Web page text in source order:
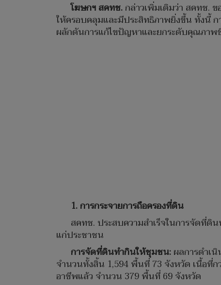
โฆษกฯ สคทช.กล่าวเพิ่มเติมว่า สคทช.
ให้ครอบคลุมและมีประสิทธิภาพยิ่งขึ้น ทั้งนี้
ผลักดันการแก้ไขปัญหาและยกระดับคุณภาพ
1. การกระจายการถือครองที่ดิน
สคทช. ประสบความสำเร็จในการจัดที่ดิ
แก่ประชาชน
การจัดที่ดินทำกินให้ชุมชน:ผลการดำเ
จำนวนทั้งสิ้น 1,594 พื้นที่ 73 จังหวัด เนื้อที่ก
อาชีพแล้ว จำนวน 379 พื้นที่ 69 จังหวัด